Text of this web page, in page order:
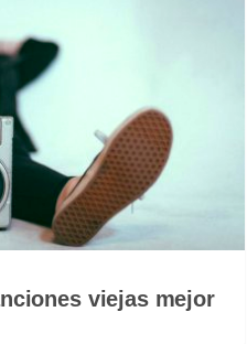
viejas mejor